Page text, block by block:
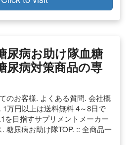
尿病お助け隊血糖
尿病対策商品の専
のお客様. よくある質問. 会社概
万円以上は送料無料 4～8日で
を目指すサプリメントメーカー
糖尿病お助け隊TOP. :: 全商品一